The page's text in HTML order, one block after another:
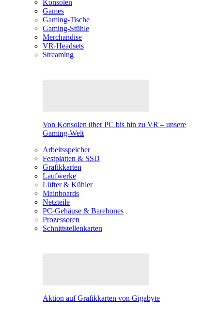
Konsolen
Games
Gaming-Tische
Gaming-Stühle
Merchandise
VR-Headsets
Streaming
Von Konsolen über PC bis hin zu VR – unsere
Gaming-Welt
Arbeitsspeicher
Festplatten & SSD
Grafikkarten
Laufwerke
Lüfter & Kühler
Mainboards
Netzteile
PC-Gehäuse & Barebones
Prozessoren
Schnittstellenkarten
Aktion auf Grafikkarten von Gigabyte